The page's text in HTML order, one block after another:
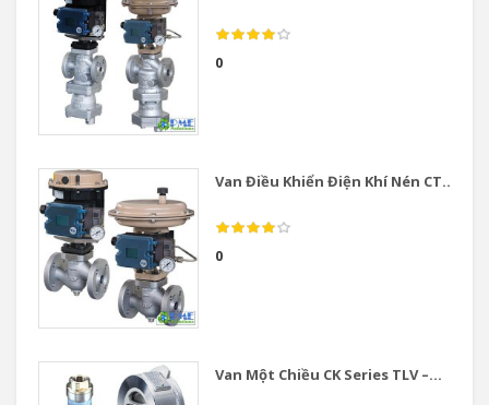
0
Van Điều Khiển Điện Khí Nén CT...
0
Van Một Chiều CK Series TLV –...